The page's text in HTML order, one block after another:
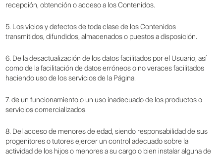
recepción, obtención o acceso a los Contenidos.
5. Los vicios y defectos de toda clase de los Contenidos
transmitidos, difundidos, almacenados o puestos a disposición.
6. De la desactualización de los datos facilitados por el Usuario, así
como de la facilitación de datos erróneos o no veraces facilitados
haciendo uso de los servicios de la Página.
7. de un funcionamiento o un uso inadecuado de los productos o
servicios comercializados.
8. Del acceso de menores de edad, siendo responsabilidad de sus
progenitores o tutores ejercer un control adecuado sobre la
actividad de los hijos o menores a su cargo o bien instalar alguna de